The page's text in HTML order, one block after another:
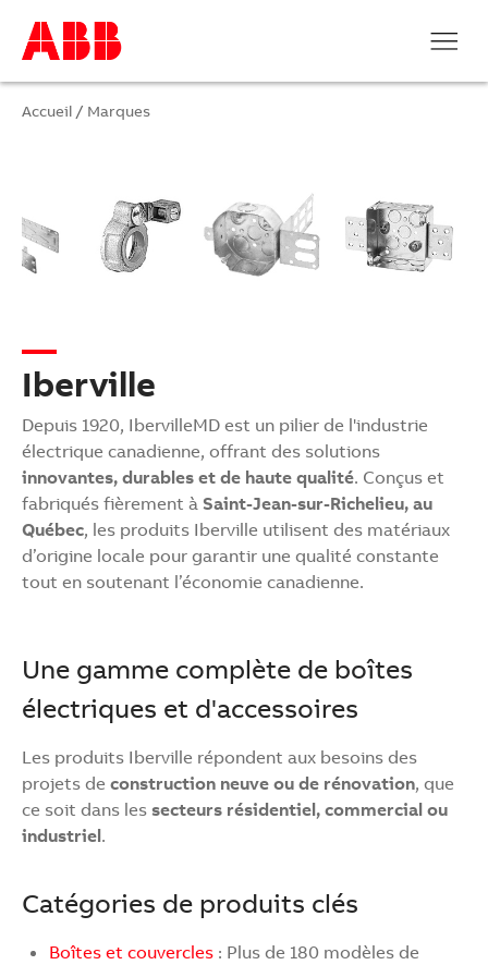
Accueil / Marques
Iberville
Depuis 1920, IbervilleMD est un pilier de l'industrie
électrique canadienne, offrant des solutions
innovantes, durables et de haute qualité. Conçus et
fabriqués fièrement à Saint-Jean-sur-Richelieu, au
Québec, les produits Iberville utilisent des matériaux
d’origine locale pour garantir une qualité constante
tout en soutenant l’économie canadienne.
Une gamme complète de boîtes
électriques et d'accessoires
Les produits Iberville répondent aux besoins des
projets de construction neuve ou de rénovation, que
ce soit dans les secteurs résidentiel, commercial ou
industriel.
Catégories de produits clés
Boîtes et couvercles : Plus de 180 modèles de